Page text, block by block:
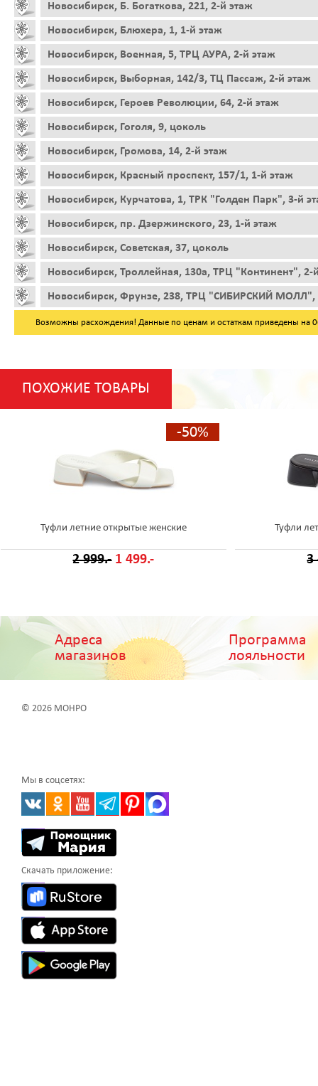
Новосибирск, Б. Богаткова, 221, 2-й этаж
Новосибирск, Блюхера, 1, 1-й этаж
Новосибирск, Военная, 5, ТРЦ АУРА, 2-й этаж
Новосибирск, Выборная, 142/3, ТЦ Пассаж, 2-й этаж
Новосибирск, Героев Революции, 64, 2-й этаж
Новосибирск, Гоголя, 9, цоколь
Новосибирск, Громова, 14, 2-й этаж
Новосибирск, Красный проспект, 157/1, 1-й этаж
Новосибирск, Курчатова, 1, ТРК "Голден Парк", 3-й
Новосибирск, пр. Дзержинского, 23, 1-й этаж
Новосибирск, Советская, 37, цоколь
Новосибирск, Троллейная, 130а, ТРЦ "Континент", 2-
Новосибирск, Фрунзе, 238, ТРЦ "СИБИРСКИЙ МОЛЛ",
Возможны расхождения! Данные по ценам и остаткам приведены на
ПОХОЖИЕ ТОВАРЫ
-50%
Туфли летние открытые женские
2 999.- 1 499.-
Туфли
3
Адреса
магазинов
Программа
лояльности
© 2026 МОНРО
Мы в соцсетях:
Скачать приложение: